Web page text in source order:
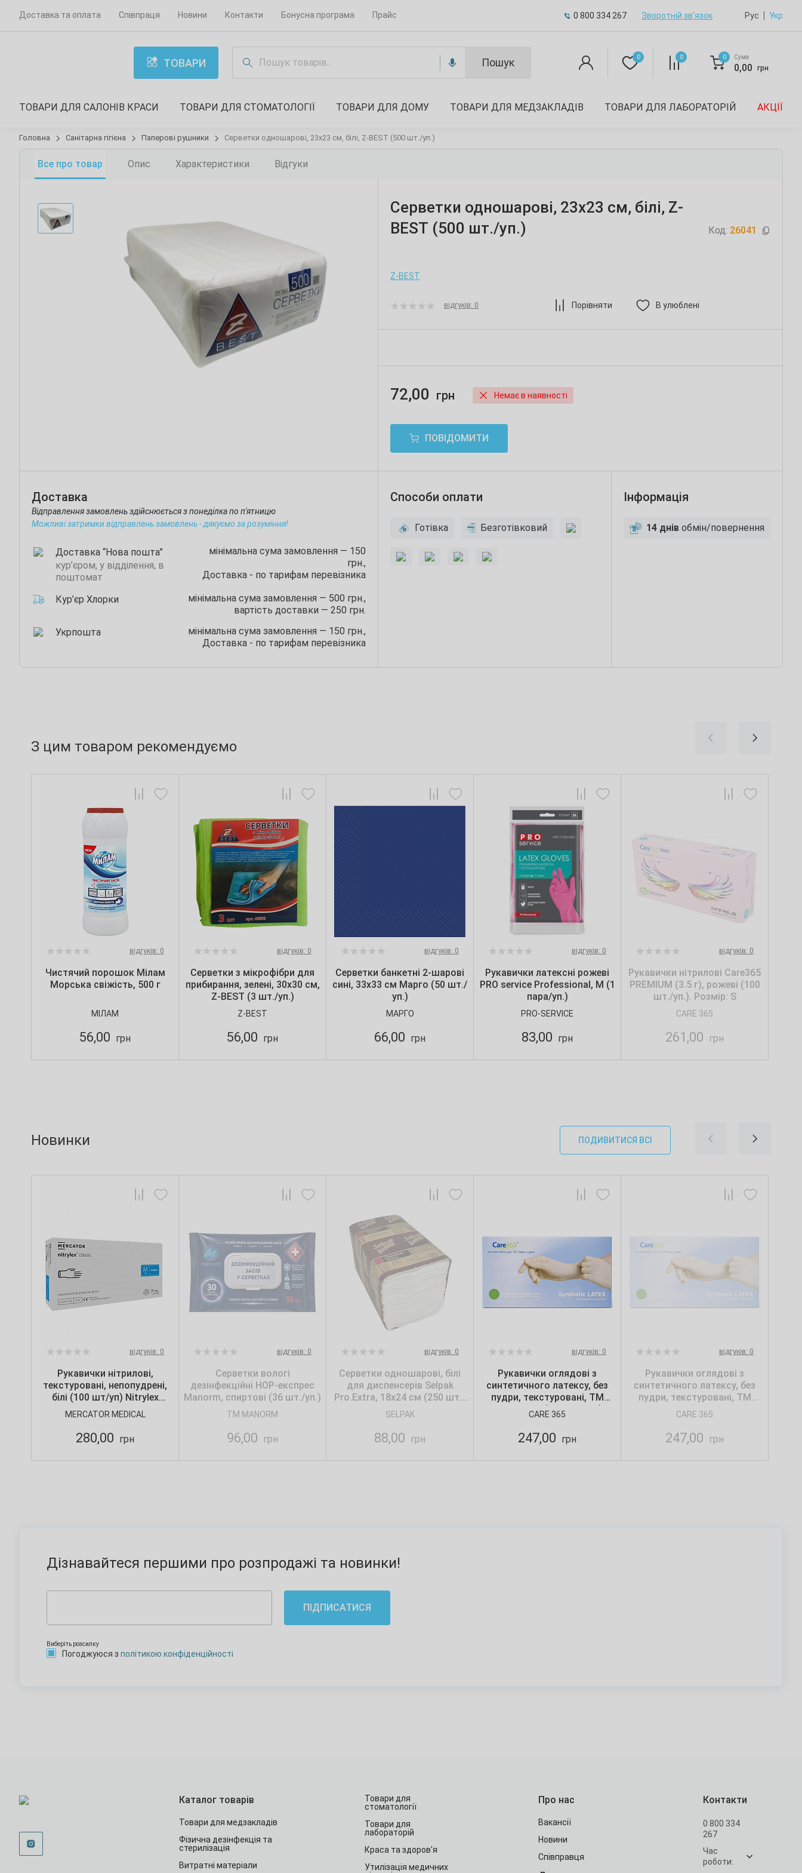
Доставка та оплата Співпраця Новини Контакти Бонусна програма Прайс 0 800 334 267 Зворотній зв’язок Рус Укр
ТОВАРИ Пошук 0 0 0 Сума
0,00 грн
ТОВАРИ ДЛЯ САЛОНІВ КРАСИ ТОВАРИ ДЛЯ СТОМАТОЛОГІЇ ТОВАРИ ДЛЯ ДОМУ ТОВАРИ ДЛЯ МЕДЗАКЛАДІВ ТОВАРИ ДЛЯ ЛАБОРАТОРІЙ АКЦІЇ
Головна Санітарна гігієна Паперові рушники Серветки одношарові, 23х23 см, білі, Z-BEST (500 шт./уп.)
Все про товар Опис Характеристики Відгуки
Серветки одношарові, 23х23 см, білі, Z-
BEST (500 шт./уп.)
Код: 26041
Z-BEST
відгуків: 0 Порівняти В улюблені
72,00 грн Немає в наявності
ПОВІДОМИТИ
Доставка
Відправлення замовлень здійснюється з понеділка по п'ятницю
Можливі затримки відправлень замовлень - дякуємо за розуміння!
Доставка “Нова пошта”
кур’єром, у відділення, в
поштомат
мінімальна сума замовлення — 150
грн.,
Доставка - по тарифам перевізника
Кур’єр Хлорки
мінімальна сума замовлення — 500 грн.,
вартість доставки — 250 грн.
Укрпошта
мінімальна сума замовлення — 150 грн.,
Доставка - по тарифам перевізника
Способи оплати
Готівка Безготівковий
Інформація
14 днів обмін/повернення
З цим товаром рекомендуємо
відгуків: 0
Чистячий порошок Мілам
Морська свіжість, 500 г
МІЛАМ
56,00 грн
відгуків: 0
Серветки з мікрофібри для
прибирання, зелені, 30х30 см,
Z-BEST (3 шт./уп.)
Z-BEST
56,00 грн
відгуків: 0
Серветки банкетні 2-шарові
сині, 33х33 см Марго (50 шт./
уп.)
МАРГО
66,00 грн
відгуків: 0
Рукавички латексні рожеві
PRO service Professional, M (1
пара/уп.)
PRO-SERVICE
83,00 грн
відгуків: 0
Рукавички нітрилові Care365
PREMIUM (3.5 г), рожеві (100
шт./уп.). Розмір: S
CARE 365
261,00 грн
Новинки ПОДИВИТИСЯ ВСІ
відгуків: 0
Рукавички нітрилові,
текстуровані, непопудрені,
білі (100 шт/уп) Nitrylex
CLASSIC, Mercator, р. S
MERCATOR MEDICAL
280,00 грн
відгуків: 0
Серветки вологі
дезінфекційні НОР-експрес
Manorm, спиртові (36 шт./уп.)
TM MANORM
96,00 грн
відгуків: 0
Серветки одношарові, білі
для диспенсерів Selpak
Pro.Extra, 18х24 см (250 шт./
уп.)
SELPAK
88,00 грн
відгуків: 0
Рукавички оглядові з
синтетичного латексу, без
пудри, текстуровані, ТМ
Care365, М (100 шт./уп.)
CARE 365
247,00 грн
відгуків: 0
Рукавички оглядові з
синтетичного латексу, без
пудри, текстуровані, ТМ
Care365, S (100 шт./уп.)
CARE 365
247,00 грн
Дізнавайтеся першими про розпродажі та новинки!
ПІДПИСАТИСЯ
Виберіть розсилку
Погоджуюся з політикою конфіденційності
Каталог товарів
Товари для медзакладів
Фізична дезінфекція та
стерилізація
Витратні матеріали
Товари для
стоматології
Товари для
лабораторій
Краса та здоров'я
Утилізація медичних
Про нас
Вакансії
Новини
Співправця
Контакти
0 800 334
267
Час
роботи: